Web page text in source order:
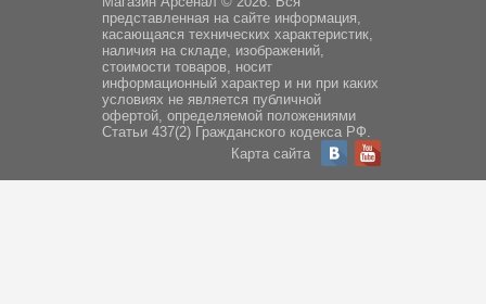
представленная на сайте информация,
касающаяся технических характеристик,
наличия на складе, изображений,
стоимости товаров, носит
информационный характер и ни при каких
условиях не является публичной
офертой, определяемой положениями
Статьи 437(2) Гражданского кодекса РФ.
Карта сайта